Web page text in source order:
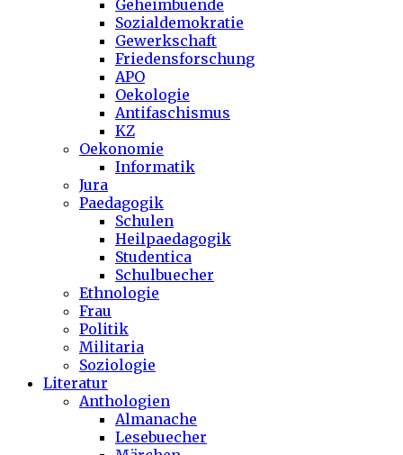
Geheimbuende
Sozialdemokratie
Gewerkschaft
Friedensforschung
APO
Oekologie
Antifaschismus
KZ
Oekonomie
Informatik
Jura
Paedagogik
Schulen
Heilpaedagogik
Studentica
Schulbuecher
Ethnologie
Frau
Politik
Militaria
Soziologie
Literatur
Anthologien
Almanache
Lesebuecher